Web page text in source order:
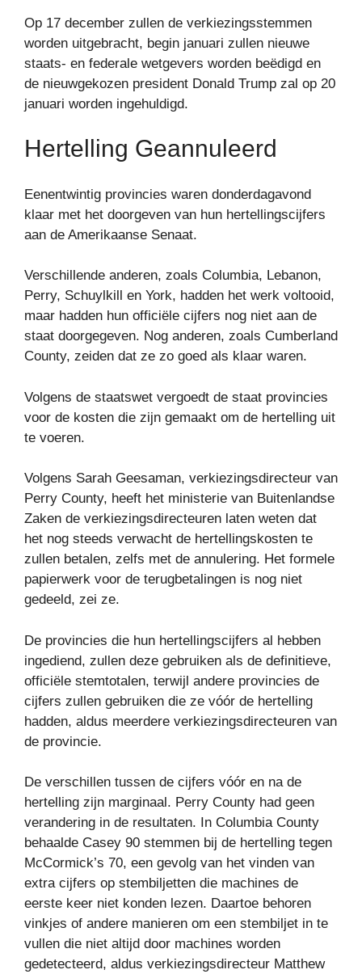
Op 17 december zullen de verkiezingsstemmen
worden uitgebracht, begin januari zullen nieuwe
staats- en federale wetgevers worden beëdigd en
de nieuwgekozen president Donald Trump zal op 20
januari worden ingehuldigd.
Hertelling Geannuleerd
Eenentwintig provincies waren donderdagavond
klaar met het doorgeven van hun hertellingscijfers
aan de Amerikaanse Senaat.
Verschillende anderen, zoals Columbia, Lebanon,
Perry, Schuylkill en York, hadden het werk voltooid,
maar hadden hun officiële cijfers nog niet aan de
staat doorgegeven. Nog anderen, zoals Cumberland
County, zeiden dat ze zo goed als klaar waren.
Volgens de staatswet vergoedt de staat provincies
voor de kosten die zijn gemaakt om de hertelling uit
te voeren.
Volgens Sarah Geesaman, verkiezingsdirecteur van
Perry County, heeft het ministerie van Buitenlandse
Zaken de verkiezingsdirecteuren laten weten dat
het nog steeds verwacht de hertellingskosten te
zullen betalen, zelfs met de annulering. Het formele
papierwerk voor de terugbetalingen is nog niet
gedeeld, zei ze.
De provincies die hun hertellingscijfers al hebben
ingediend, zullen deze gebruiken als de definitieve,
officiële stemtotalen, terwijl andere provincies de
cijfers zullen gebruiken die ze vóór de hertelling
hadden, aldus meerdere verkiezingsdirecteuren van
de provincie.
De verschillen tussen de cijfers vóór en na de
hertelling zijn marginaal. Perry County had geen
verandering in de resultaten. In Columbia County
behaalde Casey 90 stemmen bij de hertelling tegen
McCormick’s 70, een gevolg van het vinden van
extra cijfers op stembiljetten die machines de
eerste keer niet konden lezen. Daartoe behoren
vinkjes of andere manieren om een ​​stembiljet in te
vullen die niet altijd door machines worden
gedetecteerd, aldus verkiezingsdirecteur Matthew